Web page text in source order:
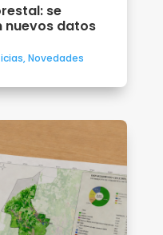
se
nuevos datos
,Novedades